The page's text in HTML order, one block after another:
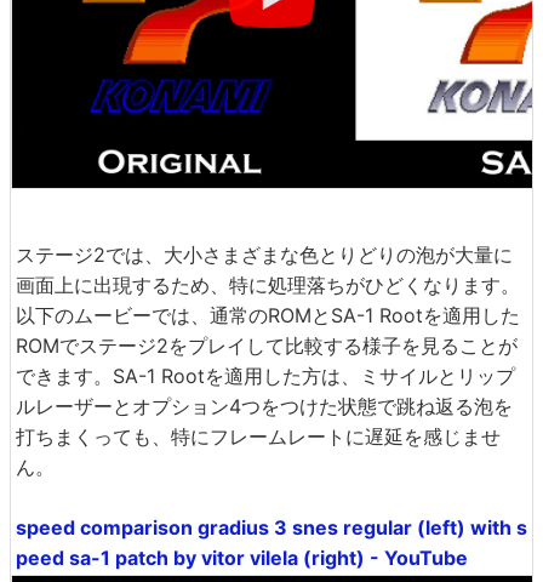
ステージ2では、大小さまざまな色とりどりの泡が大量に
画面上に出現するため、特に処理落ちがひどくなります。
以下のムービーでは、通常のROMとSA-1 Rootを適用した
ROMでステージ2をプレイして比較する様子を見ることが
できます。SA-1 Rootを適用した方は、ミサイルとリップ
ルレーザーとオプション4つをつけた状態で跳ね返る泡を
打ちまくっても、特にフレームレートに遅延を感じませ
ん。
speed comparison gradius 3 snes regular (left) with s
peed sa-1 patch by vitor vilela (right) - YouTube